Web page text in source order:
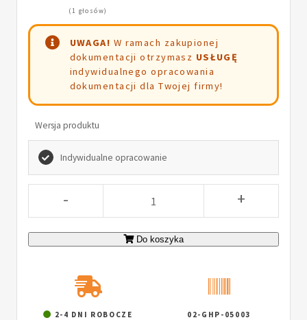
(1 głosów)
UWAGA! W ramach zakupionej
dokumentacji otrzymasz USŁUGĘ
indywidualnego opracowania
dokumentacji dla Twojej firmy!
Wersja produktu
Indywidualne opracowanie
- +
Do koszyka
2-4 DNI ROBOCZE 02-GHP-05003